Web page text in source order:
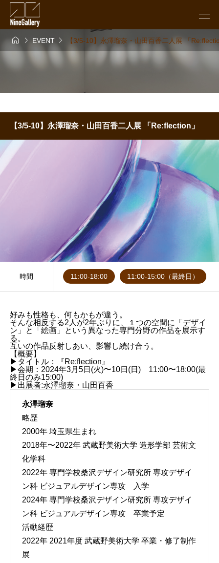
 EVENT  【3/5-10】永澤瑠奈・山田百香二人展 「
【3/5-10】永澤瑠奈・山田百香二人展 「Re:flection」
時間 11:00-18:00 11:00-15:00（最終日）
好みも性格も、何もかもが違う。
そんな相反する2人が2年ぶりに、１つの空間に「デザイ
ン」と「絵画」という異なった専門分野の作品を展示す
る。
互いの作品反射しあい、影響し続け合う。
【概要】
▶︎タイトル：『Re:flection』
▶︎会期：2024年3月5日(火)〜10日(日) 11:00〜18:00(最
終日のみ15:00)
▶︎出展者:永澤瑠奈・山田百香
永澤瑠奈
略歴
2000年 埼玉県生まれ
2018年〜2022年 武蔵野美術大学 造形学部 芸術文
化学科
2022年 専門学校桑沢デザイン研究所 専攻デザイ
ン科 ビジュアルデザイン専攻 入学
2024年 専門学校桑沢デザイン研究所 専攻デザイ
ン科 ビジュアルデザイン専攻 卒業予定
活動経歴
2022年 2021年度 武蔵野美術大学 卒業・修了制作
展